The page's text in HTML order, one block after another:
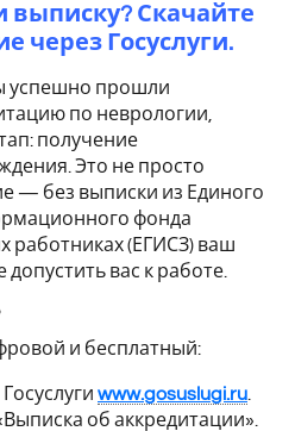
выписку? Скачайте
через Госуслуги.
успешно прошли
по неврологии,
получение
Это не просто
— без выписки из Единого
фонда
работниках (ЕГИСЗ) ваш
вас к работе.
и бесплатный:
www.gosuslugi.ru
об аккредитации».